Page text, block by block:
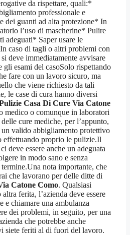
da rispettare, quali:*
professionale e
dei guanti ad alta protezione* In
l’uso di mascherine* Pulire
adeguati* Saper usare le
caso di tagli o altri problemi con
deve immediatamente avvisare
gli esami del casoSolo rispettando
fare con un lavoro sicuro, ma
che viene richiesto da tali
le case di cura hanno diversi
Casa Di Cure Via Catone
medico o comunque in laboratori
cure mediche, per l’appunto,
un valido abbigliamento protettivo
effettuando proprio le pulizie.Il
deve essere anche un adeguata
in modo sano e senza
nota importante, che
che lavorano per delle ditte di
Catone Como. Qualsiasi
ferita, l’azienda deve essere
e chiamare una ambulanza
dei problemi, in seguito, per una
che potrebbe anche
siete feriti al di fuori del lavoro.